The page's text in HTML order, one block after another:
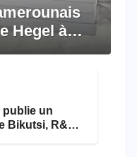
Hegel à
publie un
Bikutsi, R&B